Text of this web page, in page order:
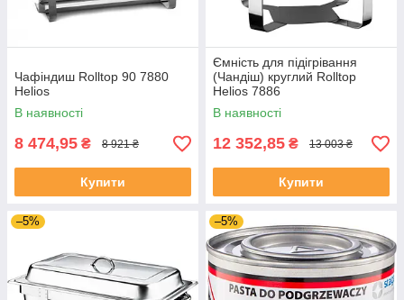
Чафіндиш Rolltop 90 7880
Helios
В наявності
8 474,95 ₴ 8 921 ₴
Купити
Ємність для підігрівання
(Чандіш) круглий Rolltop
Helios 7886
В наявності
12 352,85 ₴ 13 003 ₴
Купити
–5% –5%